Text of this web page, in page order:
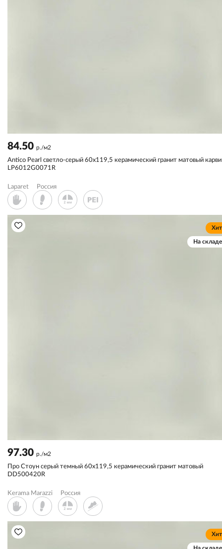
84.50 р./м2
Antico Pearl светло-серый 60x119,5 керамический гранит матовый
LP6012G0071R
Laparet Россия
Хит
На складе
97.30 р./м2
Про Стоун серый темный 60x119,5 керамический гранит матовый
DD500420R
Kerama Marazzi Россия
Хит
На складе